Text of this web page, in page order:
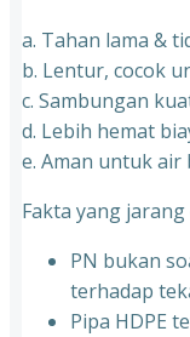
a. Tahan lama &
b. Lentur, cocok
c. Sambungan
d. Lebih hemat
e. Aman untuk
Fakta yang
PN bukan
terhadap
Pipa HDPE